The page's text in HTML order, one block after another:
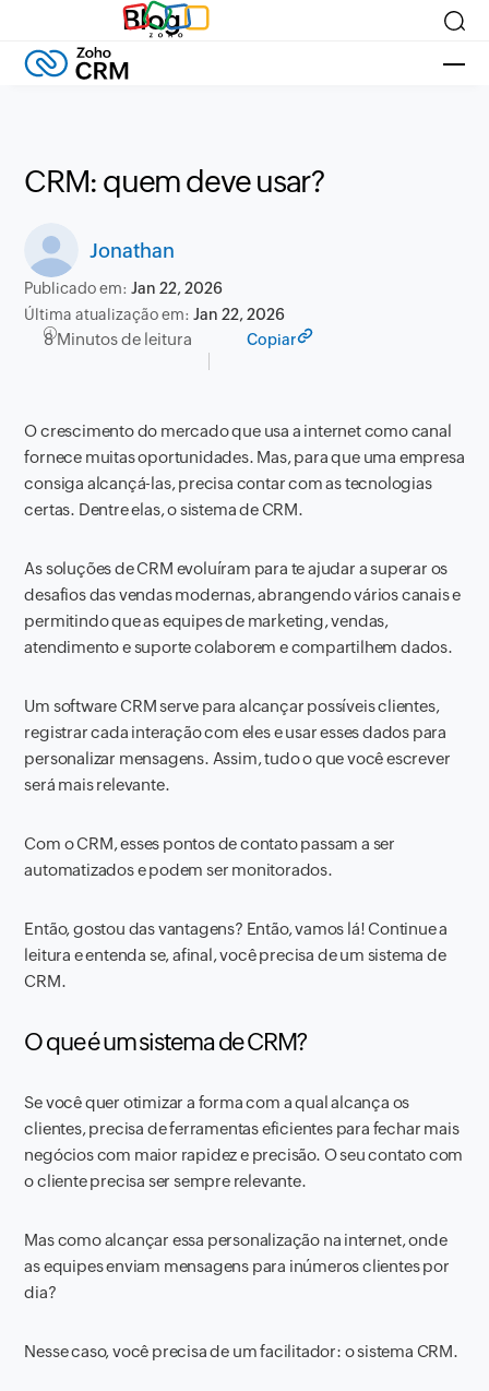
Blog
CRM: quem deve usar?
Jonathan
Publicado em:Jan 22, 2026
Última atualização em:Jan 22, 2026
8 Minutos de leitura Copiar
O crescimento do mercado que usa a internet como canal
fornece muitas oportunidades. Mas, para que uma empresa
consiga alcançá-las, precisa contar com as tecnologias
certas. Dentre elas, o sistema de CRM.
As soluções de CRM evoluíram para te ajudar a superar os
desafios das vendas modernas, abrangendo vários canais e
permitindo que as equipes de marketing, vendas,
atendimento e suporte colaborem e compartilhem dados.
Um software CRM serve para alcançar possíveis clientes,
registrar cada interação com eles e usar esses dados para
personalizar mensagens. Assim, tudo o que você escrever
será mais relevante.
Com o CRM, esses pontos de contato passam a ser
automatizados e podem ser monitorados.
Então, gostou das vantagens? Então, vamos lá! Continue a
leitura e entenda se, afinal, você precisa de um sistema de
CRM.
O que é um sistema de CRM?
Se você quer otimizar a forma com a qual alcança os
clientes, precisa de ferramentas eficientes para fechar mais
negócios com maior rapidez e precisão. O seu contato com
o cliente precisa ser sempre relevante.
Mas como alcançar essa personalização na internet, onde
as equipes enviam mensagens para inúmeros clientes por
dia?
Nesse caso, você precisa de um facilitador: o sistema CRM.